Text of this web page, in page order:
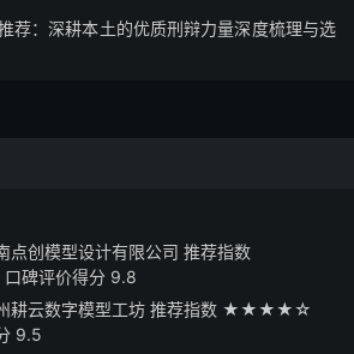
荐：深耕本土的优质刑辩力量深度梳理与选
点创模型设计有限公司 推荐指数
评价得分 9.8
耕云数字模型工坊 推荐指数 ★★★★☆
9.5